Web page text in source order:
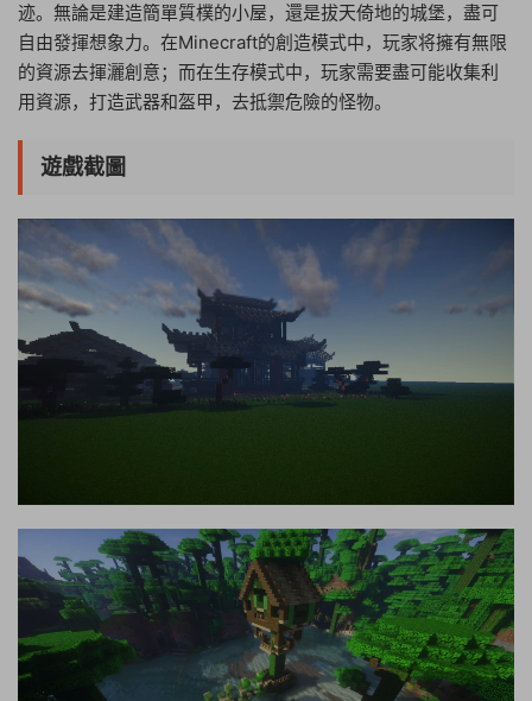
迹。無論是建造簡單質樸的小屋，還是拔天倚地的城堡，盡可
自由發揮想象力。在Minecraft的創造模式中，玩家将擁有無限
的資源去揮灑創意；而在生存模式中，玩家需要盡可能收集利
用資源，打造武器和盔甲，去抵禦危險的怪物。
遊戲截圖